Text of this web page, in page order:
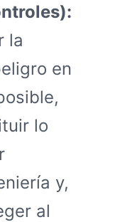
la
en
lo
y,
al